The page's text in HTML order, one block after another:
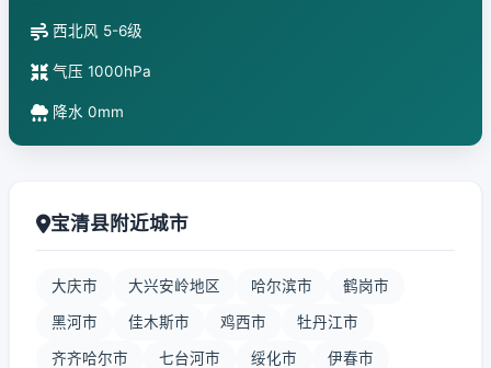
西北风 5-6级
气压 1000hPa
降水 0mm
宝清县附近城市
大庆市 大兴安岭地区 哈尔滨市 鹤岗市
黑河市 佳木斯市 鸡西市 牡丹江市
齐齐哈尔市 七台河市 绥化市 伊春市